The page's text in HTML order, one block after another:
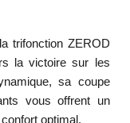
trifonction ZEROD
la victoire sur les
sa coupe
vous offrent un
optimal.